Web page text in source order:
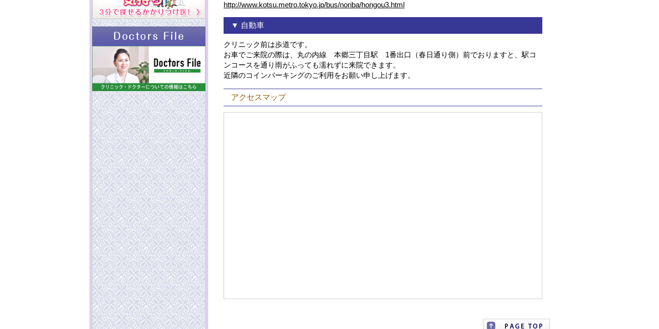
http://www.kotsu.metro.tokyo.jp/bus/noriba/hongou3.html
▼ 自動車
クリニック前は歩道です。
お車でご来院の際は、丸の内線 本郷三丁目駅 1番出口（春日通り側）前でおりますと、駅コ
ンコースを通り雨がふっても濡れずに来院できます。
近隣のコインパーキングのご利用をお願い申し上げます。
アクセスマップ